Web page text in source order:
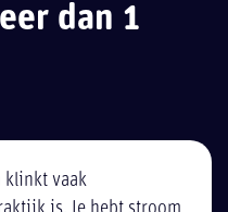
dan 1
klinkt vaak